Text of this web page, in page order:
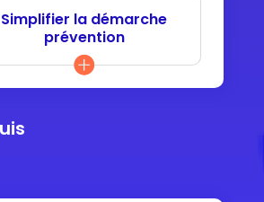
Simplifier la démarche
prévention